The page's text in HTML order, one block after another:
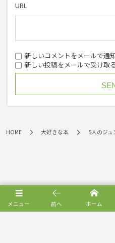
URL
新しいコメントをメールで通
新しい投稿をメールで受け取る
HOME 大好きな本 5人のジュ
メニュー 前へ ホーム